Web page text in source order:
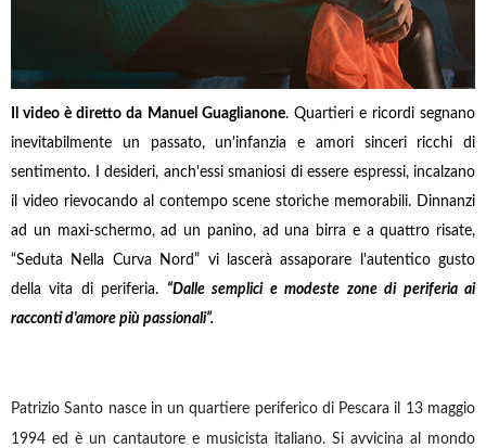
Il video è diretto da Manuel Guaglianone. Quartieri e ricordi segnano
inevitabilmente un passato, un'infanzia e amori sinceri ricchi di
sentimento. I desideri, anch'essi smaniosi di essere espressi, incalzano
il video rievocando al contempo scene storiche memorabili. Dinnanzi
ad un maxi-schermo, ad un panino, ad una birra e a quattro risate,
“Seduta Nella Curva Nord” vi lascerà assaporare l'autentico gusto
della vita di periferia. “Dalle semplici e modeste zone di periferia ai
racconti d'amore più passionali”.
Patrizio Santo nasce in un quartiere periferico di Pescara il 13 maggio
1994 ed è un cantautore e musicista italiano. Si avvicina al mondo